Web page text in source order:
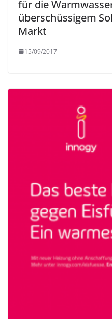
für die
überschüssigem
Markt
15/09/2017